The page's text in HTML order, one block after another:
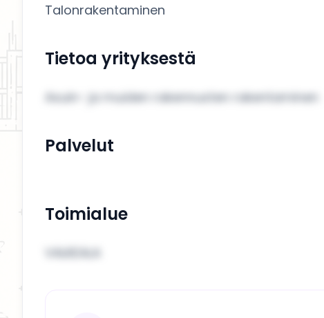
Talonrakentaminen
Tietoa yrityksestä
Asuin- ja muiden rakennusten rakentaminen
Palvelut
Toimialue
VALKEALA